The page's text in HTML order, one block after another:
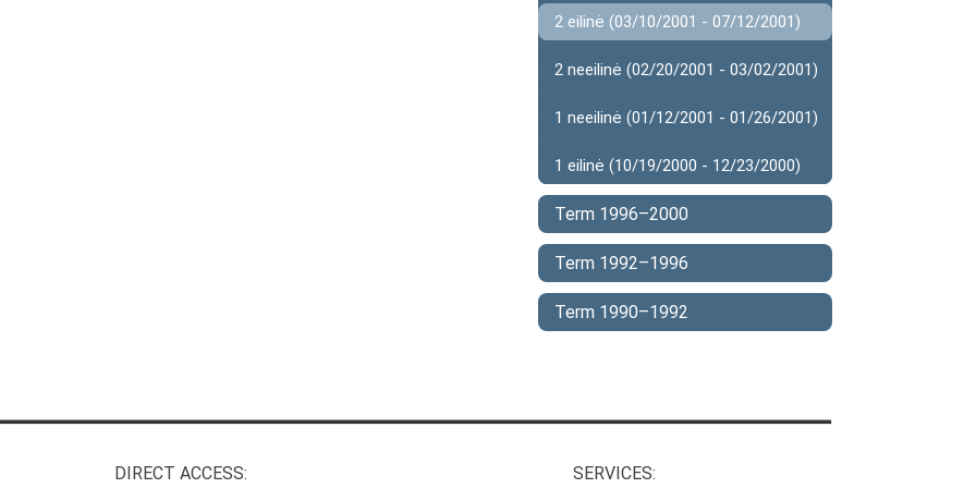
2 eilinė (03/10/2001 - 07/12/2001)
2 neeilinė (02/20/2001 - 03/02/2001)
1 neeilinė (01/12/2001 - 01/26/2001)
1 eilinė (10/19/2000 - 12/23/2000)
Term 1996–2000
Term 1992–1996
Term 1990–1992
DIRECT ACCESS: SERVICES: